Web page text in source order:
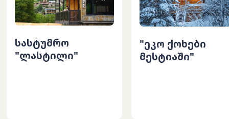
სასტუმრო
"ლასტილი"
"ეკო ქოხები
მესტიაში"